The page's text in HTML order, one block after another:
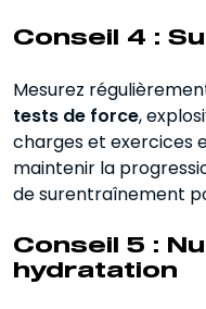
Conseil 4 :
Mesurez
tests de force,
charges et exercices
maintenir la
de surentraînement
Conseil 5 :
hydratation